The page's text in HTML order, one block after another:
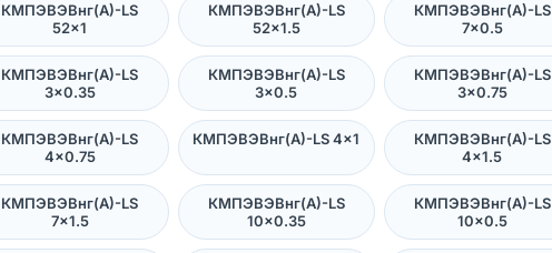
КМПЭВЭВнг(А)-LS
52×1
КМПЭВЭВнг(А)-LS
52×1.5
КМПЭВЭВнг(А)-LS
7×0.5
КМПЭВЭВнг(А)-LS
3×0.35
КМПЭВЭВнг(А)-LS
3×0.5
КМПЭВЭВнг(А)-LS
3×0.75
КМПЭВЭВнг(А)-LS
4×0.75
КМПЭВЭВнг(А)-LS 4×1
КМПЭВЭВнг(А)-LS
4×1.5
КМПЭВЭВнг(А)-LS
7×1.5
КМПЭВЭВнг(А)-LS
10×0.35
КМПЭВЭВнг(А)-LS
10×0.5